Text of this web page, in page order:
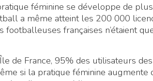
féminine se développe de
a même atteint les 200 000
footballeuses françaises n’étaient
de France, 95% des utilisateurs
si la pratique féminine